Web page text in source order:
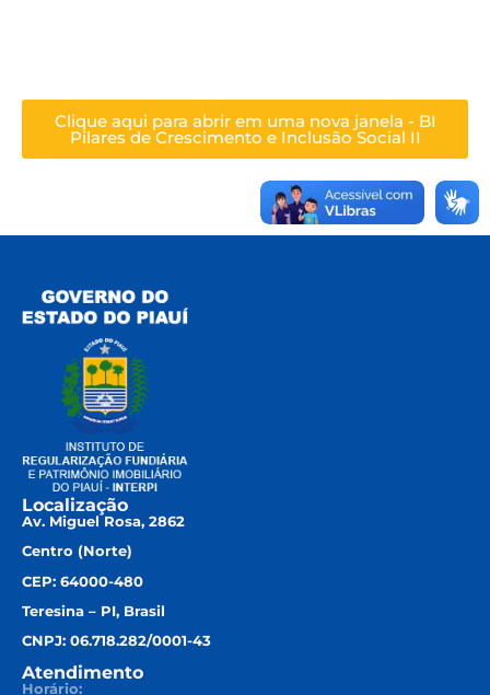
Clique aqui para abrir em uma nova janela - BI
Pilares de Crescimento e Inclusão Social II
Localização
Av. Miguel Rosa, 2862
Centro (Norte)
CEP: 64000-480
Teresina – PI, Brasil
CNPJ: 06.718.282/0001-43
Atendimento
Horário: